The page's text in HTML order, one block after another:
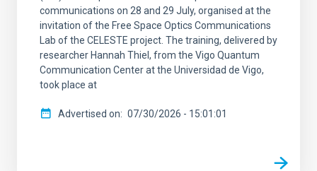
communications on 28 and 29 July, organised at the
invitation of the Free Space Optics Communications
Lab of the CELESTE project. The training, delivered by
researcher Hannah Thiel, from the Vigo Quantum
Communication Center at the Universidad de Vigo,
took place at
Advertised on 07/30/2026 - 15:01:01